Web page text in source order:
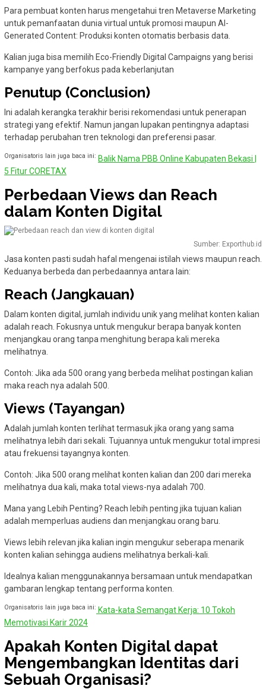
Para pembuat konten harus mengetahui tren Metaverse Marketing
untuk pemanfaatan dunia virtual untuk promosi maupun AI-
Generated Content: Produksi konten otomatis berbasis data.
Kalian juga bisa memilih Eco-Friendly Digital Campaigns yang berisi
kampanye yang berfokus pada keberlanjutan
Penutup (Conclusion)
Ini adalah kerangka terakhir berisi rekomendasi untuk penerapan
strategi yang efektif. Namun jangan lupakan pentingnya adaptasi
terhadap perubahan tren teknologi dan preferensi pasar.
Organisatoris lain juga baca ini: Balik Nama PBB Online Kabupaten Bekasi |
5 Fitur CORETAX
Perbedaan Views dan Reach
dalam Konten Digital
Sumber: Exporthub.id
Jasa konten pasti sudah hafal mengenai istilah views maupun reach.
Keduanya berbeda dan perbedaannya antara lain:
Reach (Jangkauan)
Dalam konten digital, jumlah individu unik yang melihat konten kalian
adalah reach. Fokusnya untuk mengukur berapa banyak konten
menjangkau orang tanpa menghitung berapa kali mereka
melihatnya.
Contoh: Jika ada 500 orang yang berbeda melihat postingan kalian
maka reach nya adalah 500.
Views (Tayangan)
Adalah jumlah konten terlihat termasuk jika orang yang sama
melihatnya lebih dari sekali. Tujuannya untuk mengukur total impresi
atau frekuensi tayangnya konten.
Contoh: Jika 500 orang melihat konten kalian dan 200 dari mereka
melihatnya dua kali, maka total views-nya adalah 700.
Mana yang Lebih Penting? Reach lebih penting jika tujuan kalian
adalah memperluas audiens dan menjangkau orang baru.
Views lebih relevan jika kalian ingin mengukur seberapa menarik
konten kalian sehingga audiens melihatnya berkali-kali.
Idealnya kalian menggunakannya bersamaan untuk mendapatkan
gambaran lengkap tentang performa konten.
Organisatoris lain juga baca ini: Kata-kata Semangat Kerja: 10 Tokoh
Memotivasi Karir 2024
Apakah Konten Digital dapat
Mengembangkan Identitas dari
Sebuah Organisasi?